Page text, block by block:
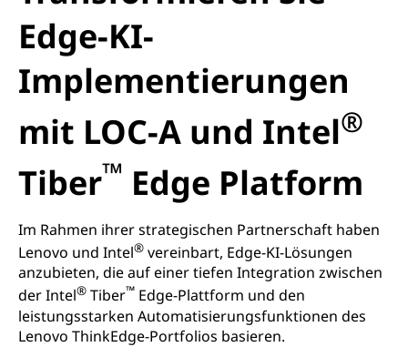
Edge-KI-
Implementierungen
mit LOC-A und Intel®
Tiber™ Edge Platform
Im Rahmen ihrer strategischen Partnerschaft haben
Lenovo und Intel® vereinbart, Edge-KI-Lösungen
anzubieten, die auf einer tiefen Integration zwischen
der Intel® Tiber™ Edge-Plattform und den
leistungsstarken Automatisierungsfunktionen des
Lenovo ThinkEdge-Portfolios basieren.